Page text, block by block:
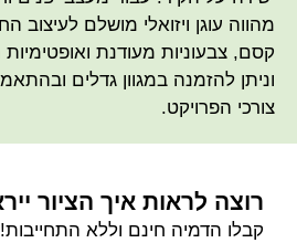
מהווה עוגן ויזואלי מושלם לעיצוב
קסם, צבעוניות מעודנת
וניתן להזמנה במגוון גדלים
צורכי הפרויקט.
רוצה לראות איך הציור
קבלו הדמיה חינם וללא